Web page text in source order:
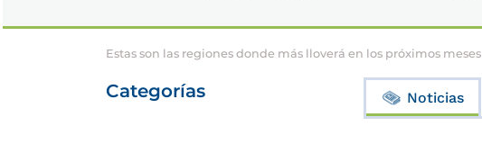
Estas son las regiones donde más lloverá en los próximos meses
Categorías Noticias